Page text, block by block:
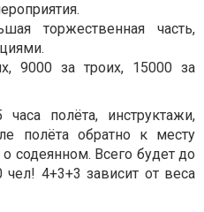
торжественная часть,
9000 за троих, 15000 за
полёта, инструктажи,
полёта обратно к месту
о содеянном. Всего будет до
4+3+3 зависит от веса